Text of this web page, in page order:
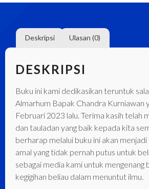
Deskripsi Ulasan (0)
DESKRIPSI
Buku ini kami dedikasikan teruntuk
Almarhum Bapak Chandra Kurniawan
Februari 2023 lalu. Terima kasih telah
dan tauladan yang baik kepada kita
berharap melalui buku ini akan menjadi
amal yang tidak pernah putus untuk
sebagai media kami untuk mengenang
kegigihan beliau dalam menuntut ilmu.